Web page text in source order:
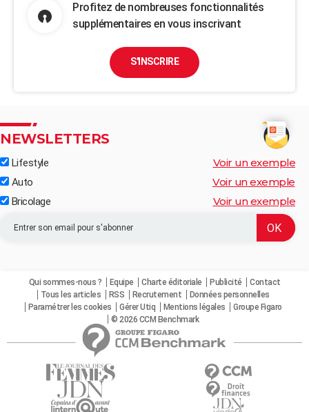
Profitez de nombreuses fonctionnalités
supplémentaires en vous inscrivant
S'INSCRIRE
NEWSLETTERS
Lifestyle Voir un exemple
Auto Voir un exemple
Bricolage Voir un exemple
Qui sommes-nous ? Equipe Charte éditoriale Publicité
Contact
Tous les articles
RSS Recrutement
Données personnelles
Paramétrer les cookies
Gérer Utiq Mentions légales
Groupe Figaro
© 2026 CCM Benchmark